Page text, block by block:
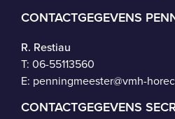
CONTACTGEGEVENS
R. Restiau
T: 06-55113560
E: penningmeester@vmh-
CONTACTGEGEVENS